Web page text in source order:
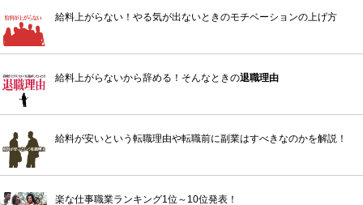
給料上がらない！やる気が出ないときのモチベーションの上げ方
給料上がらないから辞める！そんなときの退職理由
給料が安いという転職理由や転職前に副業はすべきなのかを解説！
楽な仕事職業ランキング1位～10位発表！